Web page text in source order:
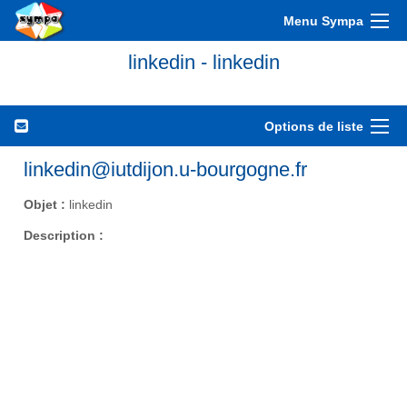
Menu Sympa
linkedin - linkedin
Options de liste
linkedin@iutdijon.u-bourgogne.fr
Objet : linkedin
Description :